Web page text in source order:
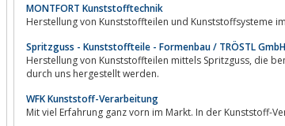
MONTFORT Kunststofftechnik
Herstellung von Kunststoffteilen und Kunststoffsysteme
Spritzguss - Kunststoffteile - Formenbau / TRÖSTL GmbH
Herstellung von Kunststoffteilen mittels Spritzguss, die benötigten Werkzeuge für die Kunststoffteile können im Formenbau
durch uns hergestellt werden.
WFK Kunststoff-Verarbeitung
Mit viel Erfahrung ganz vorn im Markt. In der Kunststoff-